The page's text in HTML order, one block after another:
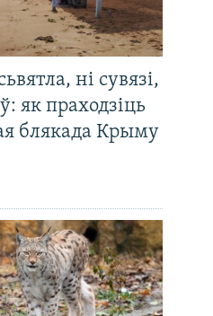
ні сувязі,
як праходзіць
блякада Крыму